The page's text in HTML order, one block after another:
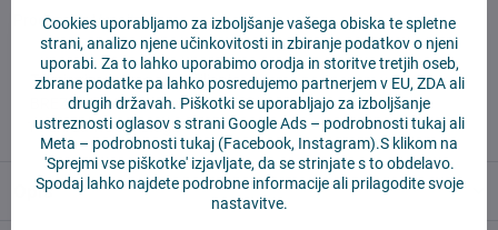
Producent:Vysajto.sk
✅ Takoj pripravljeno za pošiljanje
✅ BREZPLAČNA dostava nad 55 EUR
✅14 dni za vračilo blaga
Opis
Cookies uporabljamo za izboljšanje vašega obiska te spletne
strani, analizo njene učinkovitosti in zbiranje podatkov o njeni
uporabi. Za to lahko uporabimo orodja in storitve tretjih oseb,
zbrane podatke pa lahko posredujemo partnerjem v EU, ZDA ali
drugih državah. Piškotki se uporabljajo za izboljšanje
ustreznosti oglasov s strani Google Ads – podrobnosti tukajali
Meta – podrobnosti tukaj (Facebook, Instagram).S klikom na
'Sprejmi vse piškotke' izjavljate, da se strinjate s to obdelavo.
Spodaj lahko najdete podrobne informacije ali prilagodite svoje
nastavitve.